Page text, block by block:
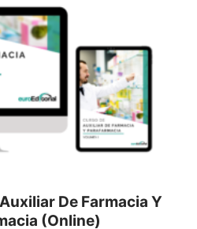
De Farmacia Y
(Online)